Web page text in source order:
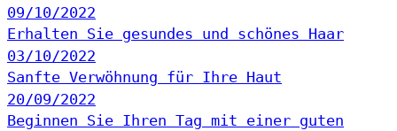
09/10/2022
Erhalten Sie gesundes und schönes Haar
03/10/2022
Sanfte Verwöhnung für Ihre Haut
20/09/2022
Beginnen Sie Ihren Tag mit einer guten